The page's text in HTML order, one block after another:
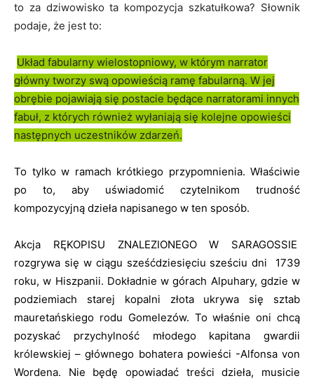
to za dziwowisko ta kompozycja szkatułkowa? Słownik
podaje, że jest to:
Układ fabularny wielostopniowy, w którym narrator
główny tworzy swą opowieścią ramę fabularną. W jej
obrębie pojawiają się postacie będące narratorami innych
fabuł, z których również wyłaniają się kolejne opowieści
następnych uczestników zdarzeń.
To tylko w ramach krótkiego przypomnienia. Właściwie
po to, aby uświadomić czytelnikom trudność
kompozycyjną dzieła napisanego w ten sposób.
Akcja RĘKOPISU ZNALEZIONEGO W SARAGOSSIE
rozgrywa się w ciągu sześćdziesięciu sześciu dni 1739
roku, w Hiszpanii. Dokładnie w górach Alpuhary, gdzie w
podziemiach starej kopalni złota ukrywa się sztab
mauretańskiego rodu Gomelezów. To właśnie oni chcą
pozyskać przychylność młodego kapitana gwardii
królewskiej – głównego bohatera powieści -Alfonsa von
Wordena. Nie będę opowiadać treści dzieła, musicie